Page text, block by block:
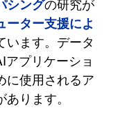
シングの研究が
ーター支援によ
います。データ
プリケーショ
に使用されるア
ります。